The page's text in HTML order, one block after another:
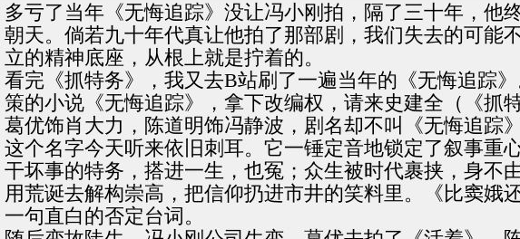
多亏了当年《无悔追踪》没让冯小刚拍，隔了三十年，他
朝天。倘若九十年代真让他拍了那部剧，我们失去的可能
立的精神底座，从根上就是拧着的。
看完《抓特务》，我又去B站刷了一遍当年的《无悔追踪
策的小说《无悔追踪》，拿下改编权，请来史建全（《抓
葛优饰肖大力，陈道明饰冯静波，剧名却不叫《无悔追踪
这个名字今天听来依旧刺耳。它一锤定音地锁定了叙事重
干坏事的特务，搭进一生，也冤；众生被时代裹挟，身不
用荒诞去解构崇高，把信仰扔进市井的笑料里。《比窦娥
一句直白的否定台词。